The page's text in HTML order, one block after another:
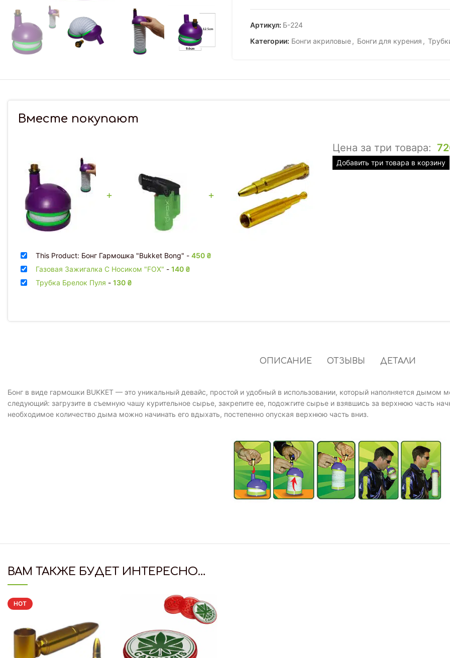
Артикул: Б-224
Категории: Бонги акриловые, Бонги для курения ,
ОПИСАНИЕ ОТЗЫВЫ ДЕТАЛИ
Бонг в виде гармошки BUKKET — это уникальный девайс, простой и удобный в использовании, который наполняется дымом
следующий: загрузите в съемную чашу курительное сырье, закрепите ее, подожгите сырье и взявшись за верхнюю часть
необходимое количество дыма можно начинать его вдыхать, постепенно опуская верхнюю часть вниз.
Вместе покупают
+ +
Цена за три товара:
Добавить три товара в корзину
This Product: Бонг Гармошка "Bukket Bong" - 450 ₴
Газовая Зажигалка С Носиком "FOX" - 140 ₴
Трубка Брелок Пуля - 130 ₴
ВАМ ТАКЖЕ БУДЕТ ИНТЕРЕСНО…
HOT